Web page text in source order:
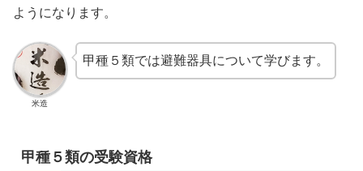
ようになります。
米造
甲種５類では避難器具について学びます。
甲種５類の受験資格